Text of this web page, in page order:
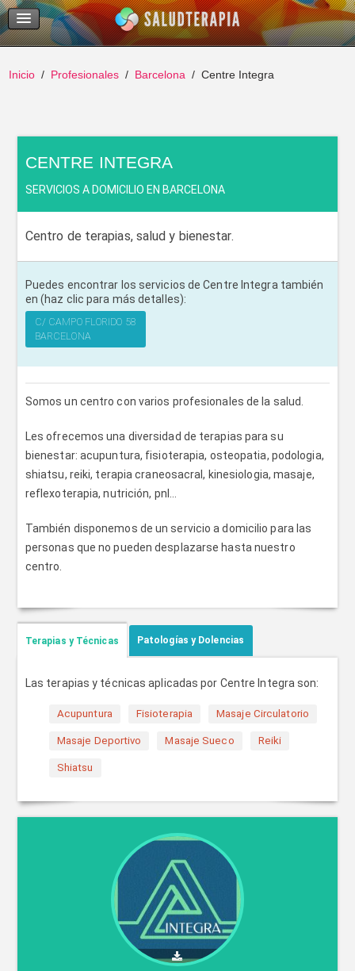
Temas Recientes
Buscar
Inicio Profesionales Barcelona Centre Integra
CENTRE INTEGRA
SERVICIOS A DOMICILIO EN BARCELONA
Centro de terapias, salud y bienestar.
Puedes encontrar los servicios de Centre Integra también
en (haz clic para más detalles):
C/ CAMPO FLORIDO 58
BARCELONA
Somos un centro con varios profesionales de la salud.
Les ofrecemos una diversidad de terapias para su
bienestar: acupuntura, fisioterapia, osteopatia, podologia,
shiatsu, reiki, terapia craneosacral, kinesiologia, masaje,
reflexoterapia, nutrición, pnl...
También disponemos de un servicio a domicilio para las
personas que no pueden desplazarse hasta nuestro
centro.
Terapias y Técnicas Patologías y Dolencias
Las terapias y técnicas aplicadas por Centre Integra son:
Acupuntura Fisioterapia Masaje Circulatorio
Masaje Deportivo Masaje Sueco Reiki
Shiatsu